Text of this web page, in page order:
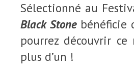
Sélectionné au
Black Stonebénéficie
pourrez découvrir
plus d’un !